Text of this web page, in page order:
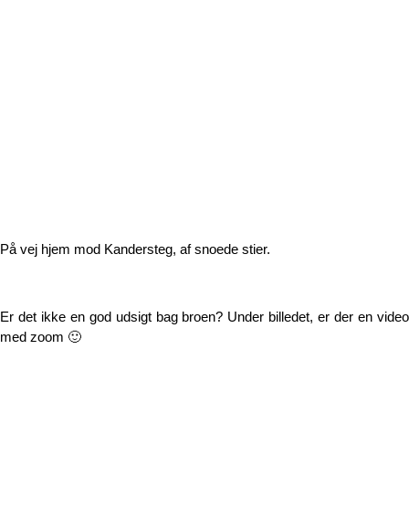
På vej hjem mod Kandersteg, af snoede stier.
Er det ikke en god udsigt bag broen? Under billedet, er der en video
med zoom 🙂